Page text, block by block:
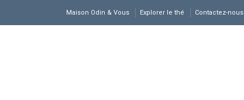
Maison Odin & Vous Explorer le thé Contactez-nous